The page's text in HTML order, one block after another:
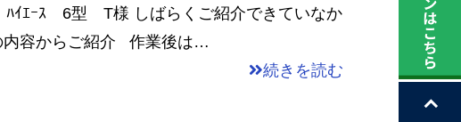
ﾊｲｴｰｽ 6型 T様 しばらくご紹介できていなか
内容からご紹介 作業後は…
続きを読む